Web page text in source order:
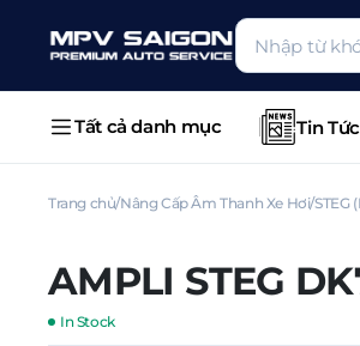
Tất cả danh mục Tin Tức
Trang chủ Nâng Cấp Âm Thanh Xe Hơi STEG
AMPLI STEG
In Stock